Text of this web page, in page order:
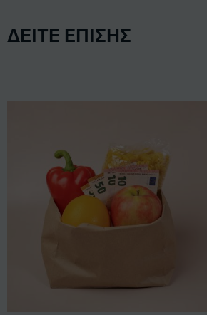
ΔΕΙΤΕ ΕΠΙΣΗΣ